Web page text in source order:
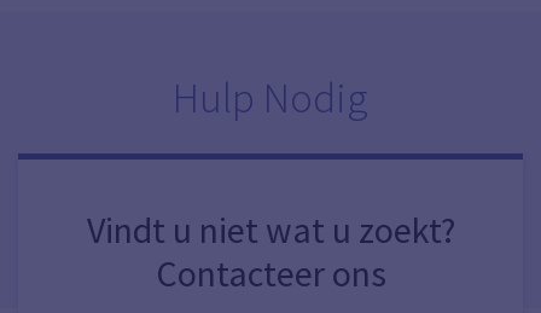
Hulp Nodig
Vindt u niet wat u zoekt?
Contacteer ons